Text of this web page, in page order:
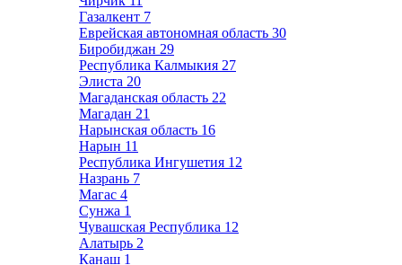
Газалкент 7
Еврейская автономная область 30
Биробиджан 29
Республика Калмыкия 27
Элиста 20
Магаданская область 22
Магадан 21
Нарынская область 16
Нарын 11
Республика Ингушетия 12
Назрань 7
Магас 4
Сунжа 1
Чувашская Республика 12
Алатырь 2
Канаш 1